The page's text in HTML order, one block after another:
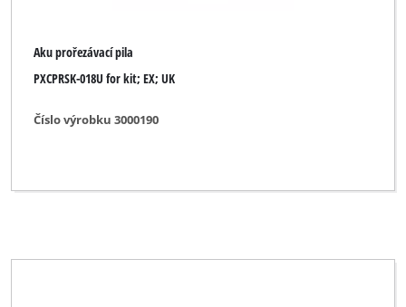
Aku prořezávací pila
PXCPRSK-018U for kit; EX; UK
Číslo výrobku 3000190